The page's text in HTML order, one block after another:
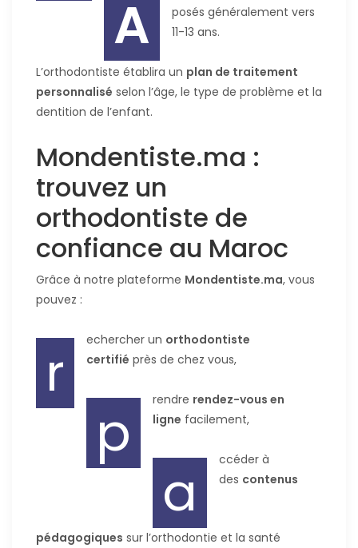
A
posés généralement vers
11-13 ans.
L’orthodontiste établira un plan de traitement
personnalisé selon l’âge, le type de problème et la
dentition de l’enfant.
Mondentiste.ma :
trouvez un
orthodontiste de
confiance au Maroc
Grâce à notre plateforme Mondentiste.ma, vous
pouvez :
r echercher un orthodontiste
certifié près de chez vous,
p rendre rendez-vous en
ligne facilement,
a
ccéder à
des contenus
pédagogiques sur l’orthodontie et la santé